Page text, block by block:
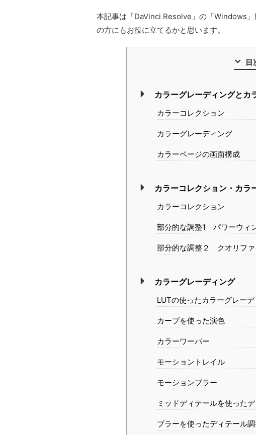
本記事は「DaVinci Resolve」の「Windows
の方にもお役に立てるかと思います。
目
カラーグレーディングとカ
カラーコレクション
カラーグレーディング
カラーページの画面構成
カラーコレクション・カラ
カラーコレクション
部分的な調整1 パワーウィ
部分的な調整２ クオリファ
カラーグレーディング
LUTの使ったカラーグレー
カーブを使った演色
カラーワーパー
モーショントレイル
モーションブラー
ミッドディテールを使った
ブラーを使ったディテール